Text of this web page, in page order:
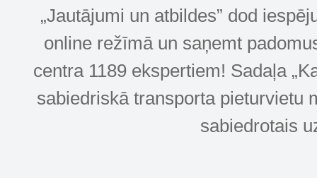
„Jautājumi un atbildes” dod
online režīmā un saņemt
centra 1189 ekspertiem! Sadaļa
sabiedriskā transporta pieturvietu
sabiedrotais